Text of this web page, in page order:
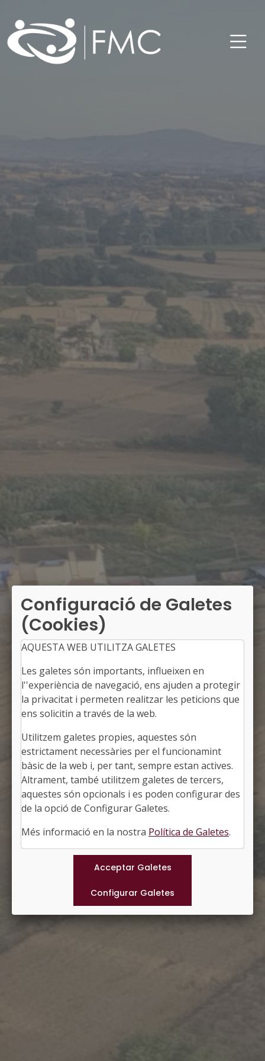
PREIXENS
Alcalde: Joan Eroles Viles
La Noguera, Lleida
Població: 399
Superfície: 28,80 km2
http://www.ccnoguera.cat/preixens
Municipis
Configuració de Galetes
(Cookies)
AQUESTA WEB UTILITZA GALETES
Les galetes són importants, influeixen en
l''experiència de navegació, ens ajuden a protegir
la privacitat i permeten realitzar les peticions que
ens solicitin a través de la web.
Utilitzem galetes propies, aquestes són
estrictament necessàries per el funcionamint
bàsic de la web i, per tant, sempre estan actives.
Altrament, també utilitzem galetes de tercers,
aquestes són opcionals i es poden configurar des
de la opció de Configurar Galetes.
Més informació en la nostra Política de Galetes.